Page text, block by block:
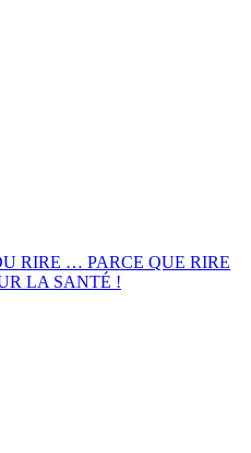
RIRE … PARCE QUE RIRE
LA SANTÉ !